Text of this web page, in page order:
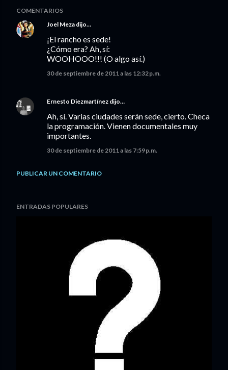
COMENTARIOS
Joel Meza dijo…
¡El rancho es sede!
¿Cómo era? Ah, sí:
WOOHOOO!!! (O algo así.)
30 de septiembre de 2011 a las 12:32 p.m.
Ernesto Diezmartínez dijo…
Ah, sí. Varias ciudades serán sede, cierto. Checa
la programación. Vienen documentales muy
importantes.
30 de septiembre de 2011 a las 7:59 p.m.
PUBLICAR UN COMENTARIO
ENTRADAS POPULARES